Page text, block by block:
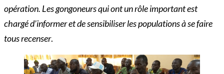
opération. Les gongoneurs qui ont un rôle important est
chargé d’informer et de sensibiliser les populations à se faire
tous recenser.